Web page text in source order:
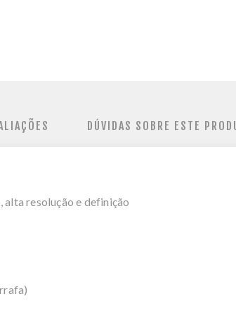
DÚVIDAS SOBRE ESTE
resolução e definição